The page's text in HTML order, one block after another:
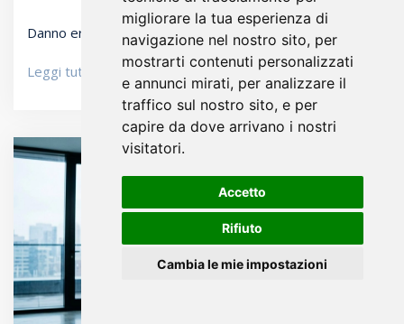
migliorare la tua esperienza di
navigazione nel nostro sito, per
mostrarti contenuti personalizzati
e annunci mirati, per analizzare il
traffico sul nostro sito, e per
capire da dove arrivano i nostri
visitatori.
Accetto
Rifiuto
Cambia le mie impostazioni
Danno erariale: cosa cambia con la Legge Foti…
Leggi tutto